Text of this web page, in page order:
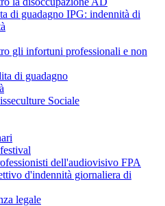
di guadagno IPG: indennità di
gli infortuni professionali e non
di guadagno
Sociale
dell'audiovisivo FPA
d'indennità giornaliera di
legale